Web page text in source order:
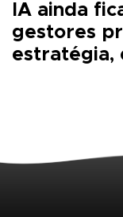
IA ainda
gestores
estratégia,